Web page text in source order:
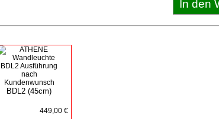
BDL2 (45cm)
449,00 €